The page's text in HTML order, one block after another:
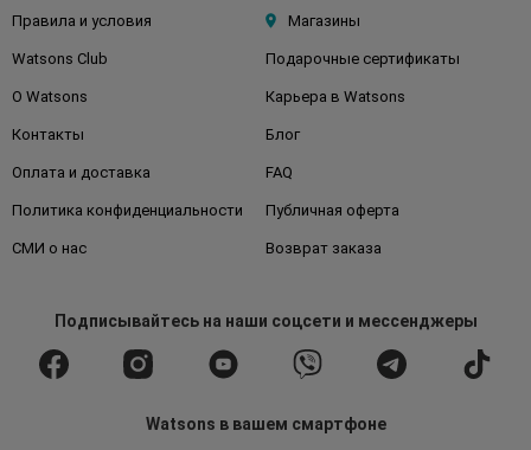
Правила и условия Магазины
Watsons Club Подарочные сертификаты
О Watsons Карьера в Watsons
Контакты Блог
Оплата и доставка FAQ
Политика конфиденциальности Публичная оферта
СМИ о нас Возврат заказа
Подписывайтесьна наши соцсети и мессенджеры
Watsons в вашем смартфоне